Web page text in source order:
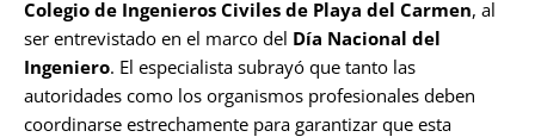
Colegio de Ingenieros Civiles de Playa del Carmen, al
ser entrevistado en el marco del Día Nacional del
Ingeniero. El especialista subrayó que tanto las
autoridades como los organismos profesionales deben
coordinarse estrechamente para garantizar que esta